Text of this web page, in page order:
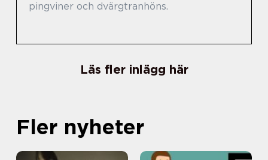
pingviner och dvärgtranhöns.
Läs fler inlägg här
Fler nyheter